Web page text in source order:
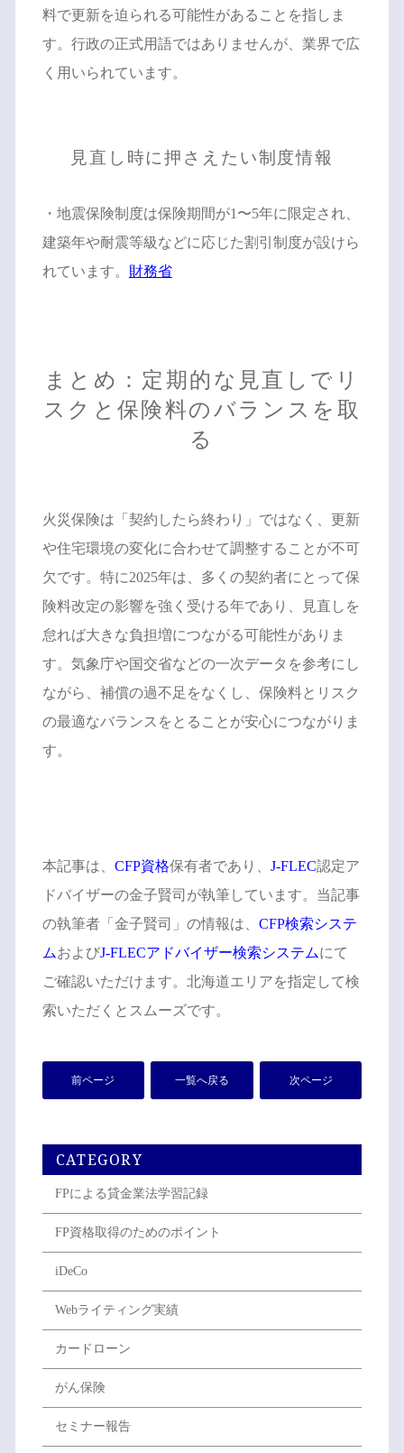
料で更新を迫られる可能性があることを指しま
す。行政の正式用語ではありませんが、業界で広
く用いられています。
見直し時に押さえたい制度情報
・地震保険制度は保険期間が1〜5年に限定され、
建築年や耐震等級などに応じた割引制度が設けら
れています。 財務省
まとめ：定期的な見直しでリ
スクと保険料のバランスを取
る
火災保険は「契約したら終わり」ではなく、更新
や住宅環境の変化に合わせて調整することが不可
欠です。特に2025年は、多くの契約者にとって保
険料改定の影響を強く受ける年であり、見直しを
怠れば大きな負担増につながる可能性がありま
す。気象庁や国交省などの一次データを参考にし
ながら、補償の過不足をなくし、保険料とリスク
の最適なバランスをとることが安心につながりま
す。
本記事は、 CFP資格保有者であり、 J-FLEC認定ア
ドバイザーの金子賢司が執筆しています。当記事
の執筆者「金子賢司」の情報は、 CFP検索システ
ムおよびJ-FLECアドバイザー検索システムにて
ご確認いただけます。北海道エリアを指定して検
索いただくとスムーズです。
前ページ 一覧へ戻る 次ページ
CATEGORY
FPによる貸金業法学習記録
FP資格取得のためのポイント
iDeCo
Webライティング実績
カードローン
がん保険
セミナー報告